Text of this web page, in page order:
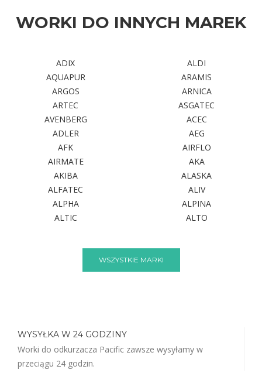
WORKI DO INNYCH MAREK
ADIX
ALDI
AQUAPUR
ARAMIS
ARGOS
ARNICA
ARTEC
ASGATEC
AVENBERG
ACEC
ADLER
AEG
AFK
AIRFLO
AIRMATE
AKA
AKIBA
ALASKA
ALFATEC
ALIV
ALPHA
ALPINA
ALTIC
ALTO
WSZYSTKIE MARKI
WYSYŁKA W 24 GODZINY
Worki do odkurzacza Pacific zawsze wysyłamy w
przeciągu 24 godzin.